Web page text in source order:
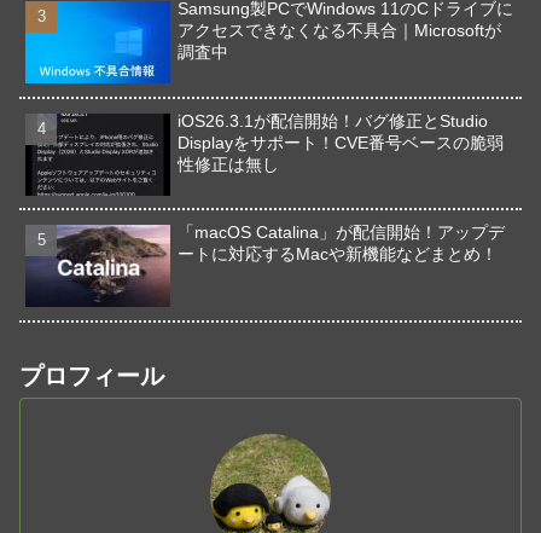
Samsung製PCでWindows 11のCドライブに
アクセスできなくなる不具合｜Microsoftが
調査中
iOS26.3.1が配信開始！バグ修正とStudio
Displayをサポート！CVE番号ベースの脆弱
性修正は無し
「macOS Catalina」が配信開始！アップデ
ートに対応するMacや新機能などまとめ！
プロフィール